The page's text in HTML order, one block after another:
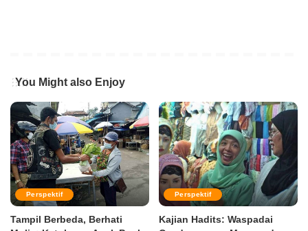
You Might also Enjoy
Perspektif
Tampil Berbeda, Berhati
Perspektif
Kajian Hadits: Waspadai